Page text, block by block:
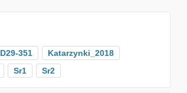
D29-351
Katarzynki_2018
Sr1 Sr2